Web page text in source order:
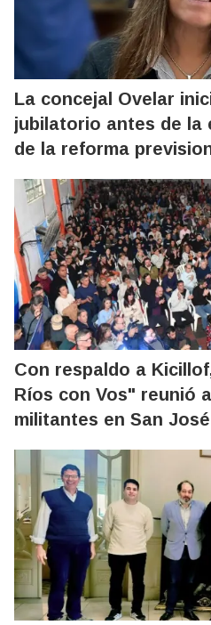
La concejal Ovelar
jubilatorio antes de la
de la reforma
Con respaldo a
Ríos con Vos" reunió
militantes en San José